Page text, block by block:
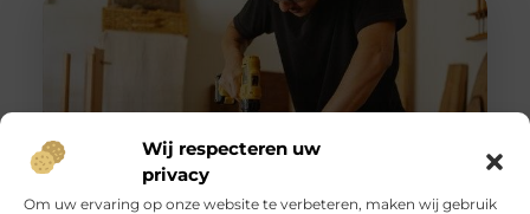
Wij respecteren uw
privacy
Om uw ervaring op onze website te verbeteren, maken wij gebruik